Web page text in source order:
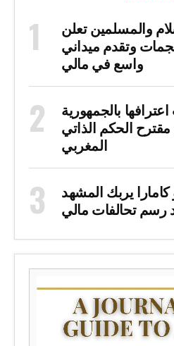
والمسلمين تعلن
وتقدم ميداني
واسع في مالي
بالجمهورية
الحكم الذاتي
المغربي
يربك المشهد
رسم تحالفات مالي